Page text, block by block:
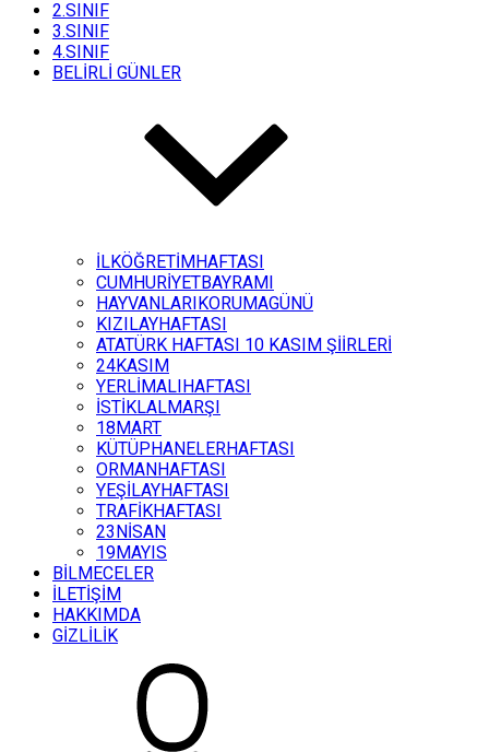
2.SINIF
3.SINIF
4.SINIF
BELİRLİ GÜNLER
İLKÖĞRETİMHAFTASI
CUMHURİYETBAYRAMI
HAYVANLARIKORUMAGÜNÜ
KIZILAYHAFTASI
ATATÜRK HAFTASI 10 KASIM ŞİİRLERİ
24KASIM
YERLİMALIHAFTASI
İSTİKLALMARŞI
18MART
KÜTÜPHANELERHAFTASI
ORMANHAFTASI
YEŞİLAYHAFTASI
TRAFİKHAFTASI
23NİSAN
19MAYIS
BİLMECELER
İLETİŞİM
HAKKIMDA
GİZLİLİK